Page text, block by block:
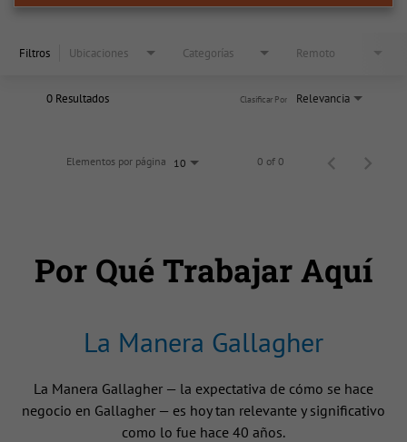
Filtros Ubicaciones Categorías Remoto
0 Resultados Relevancia
Clasificar Por
Elementos por página 10 0 of 0
Por Qué Trabajar Aquí
La Manera Gallagher
La Manera Gallagher — la expectativa de cómo se hace
negocio en Gallagher — es hoy tan relevante y significativo
como lo fue hace 40 años.